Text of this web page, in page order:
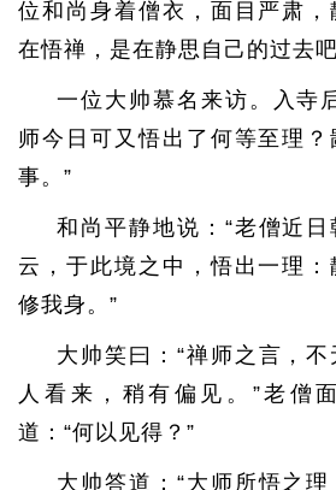
位和尚身着僧衣，面目严肃
在悟禅，是在静思自己的过去
一位大帅慕名来访。入寺
师今日可又悟出了何等至理
事。”
和尚平静地说：“老僧近
云，于此境之中，悟出一理：
修我身。”
大帅笑曰：“禅师之言，
人看来，稍有偏见。”老僧
道：“何以见得？”
大帅答道：“大师所悟之理